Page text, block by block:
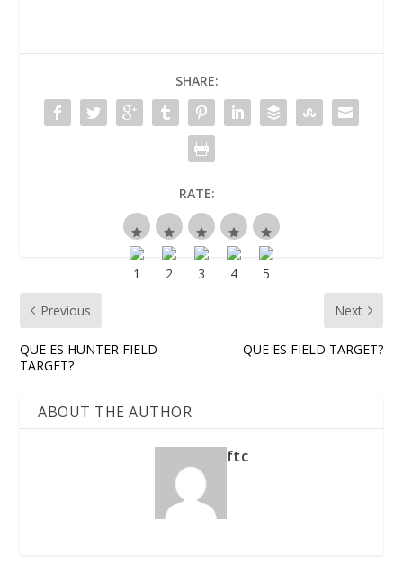
SHARE:
RATE:
Previous
QUE ES HUNTER FIELD
TARGET?
Next
QUE ES FIELD TARGET?
ABOUT THE AUTHOR
ftc